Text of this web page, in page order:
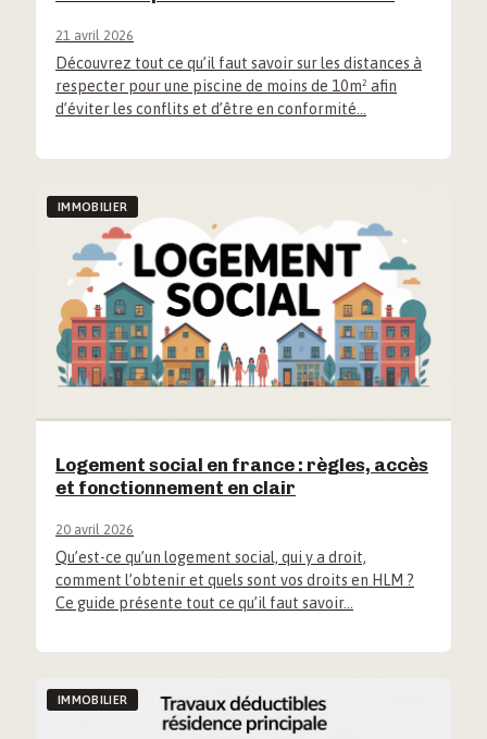
21 avril 2026
Découvrez tout ce qu’il faut savoir sur les distances à
respecter pour une piscine de moins de 10m² afin
d’éviter les conflits et d’être en conformité…
IMMOBILIER
Logement social en france : règles, accès
et fonctionnement en clair
20 avril 2026
Qu’est-ce qu’un logement social, qui y a droit,
comment l’obtenir et quels sont vos droits en HLM ?
Ce guide présente tout ce qu’il faut savoir…
IMMOBILIER